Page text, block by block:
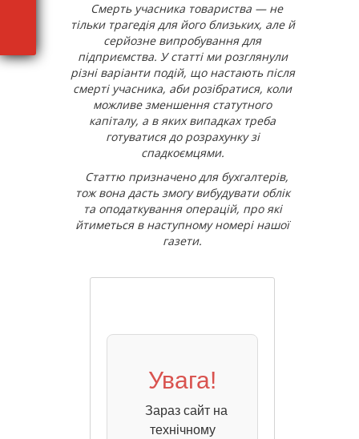
Смерть учасника товариства — не
тільки трагедія для його близьких, але й
серйозне випробування для
підприємства. У статті ми розглянули
різні варіанти подій, що настають після
смерті учасника, аби розібратися, коли
можливе зменшення статутного
капіталу, а в яких випадках треба
готуватися до розрахунку зі
спадкоємцями.
Статтю призначено для бухгалтерів,
тож вона дасть змогу вибудувати облік
та оподаткування операцій, про які
йтиметься в наступному номері нашої
газети.
Увага!
Зараз сайт на
технічному